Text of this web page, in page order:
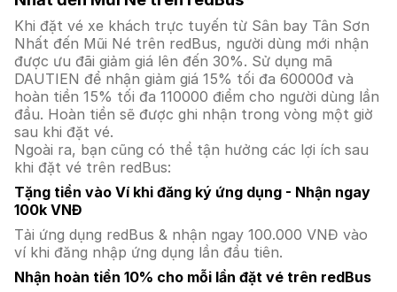
Khi đặt vé xe khách trực tuyến từ Sân bay Tân Sơn
Nhất đến Mũi Né trên redBus, người dùng mới nhận
được ưu đãi giảm giá lên đến 30%. Sử dụng mã
DAUTIEN để nhận giảm giá 15% tối đa 60000đ và
hoàn tiền 15% tối đa 110000 điểm cho người dùng lần
đầu. Hoàn tiền sẽ được ghi nhận trong vòng một giờ
sau khi đặt vé.
Ngoài ra, bạn cũng có thể tận hưởng các lợi ích sau
khi đặt vé trên redBus:
Tặng tiền vào Ví khi đăng ký ứng dụng - Nhận ngay
100k VNĐ
Tải ứng dụng redBus & nhận ngay 100.000 VNĐ vào
ví khi đăng nhập ứng dụng lần đầu tiên.
Nhận hoàn tiền 10% cho mỗi lần đặt vé trên redBus